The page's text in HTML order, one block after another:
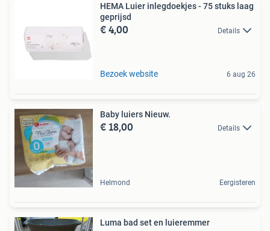
HEMA Luier inlegdoekjes - 75 stuks laag
geprijsd
€ 4,00 Details
Bezoek website 6 aug 26
Baby luiers Nieuw.
€ 18,00 Details
Helmond Eergisteren
Luma bad set en luieremmer